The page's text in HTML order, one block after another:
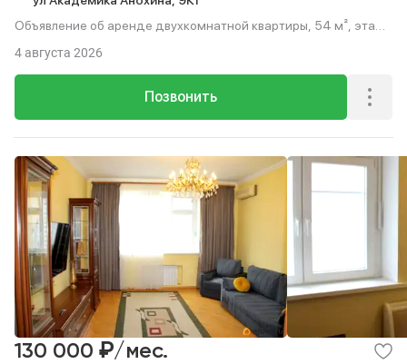
Объявление об аренде двухкомнатной квартиры, 54 м², этаж
Позвонить
4 августа 2026
130 000 ₽/мес.